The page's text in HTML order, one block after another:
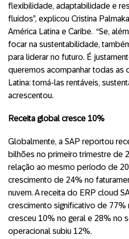
flexibilidade, adaptabilidade e
fluidos”, explicou Cristina
América Latina e Caribe. “Se,
focar na sustentabilidade,
para liderar no futuro. É
queremos acompanhar todas as
Latina: torná-las rentáveis,
acrescentou.
Receita global cresce 10%
Globalmente, a SAP reportou
bilhões no primeiro trimestre de
relação ao mesmo período de
crescimento de 24% no
nuvem. A receita do ERP cloud
crescimento significativo de
cresceu 10% no geral e 28% no
operacional subiu 12%.